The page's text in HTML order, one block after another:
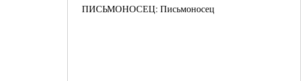
ПИСЬМОНОСЕЦ: Письмоносец